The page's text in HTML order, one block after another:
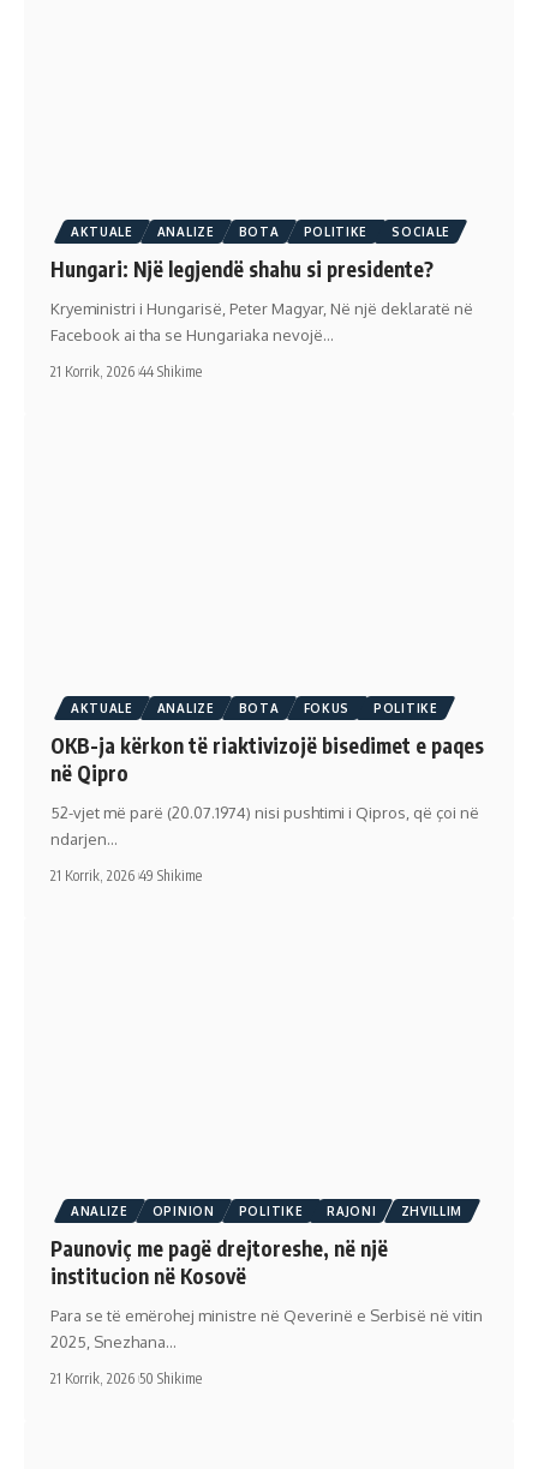
AKTUALE ANALIZE BOTA POLITIKE SOCIALE
Hungari: Një legjendë shahu si presidente?
Kryeministri i Hungarisë, Peter Magyar, Në një deklaratë në
Facebook ai tha se Hungariaka nevojë…
21 Korrik, 2026 44 Shikime
AKTUALE ANALIZE BOTA FOKUS POLITIKE
OKB-ja kërkon të riaktivizojë bisedimet e paqes
në Qipro
52-vjet më parë (20.07.1974) nisi pushtimi i Qipros, që çoi në
ndarjen…
21 Korrik, 2026 49 Shikime
ANALIZE OPINION POLITIKE RAJONI ZHVILLIM
Paunoviç me pagë drejtoreshe, në një
institucion në Kosovë
Para se të emërohej ministre në Qeverinë e Serbisë në vitin
2025, Snezhana…
21 Korrik, 2026 50 Shikime